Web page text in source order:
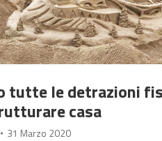
tutte le detrazioni
casa
31 Marzo 2020